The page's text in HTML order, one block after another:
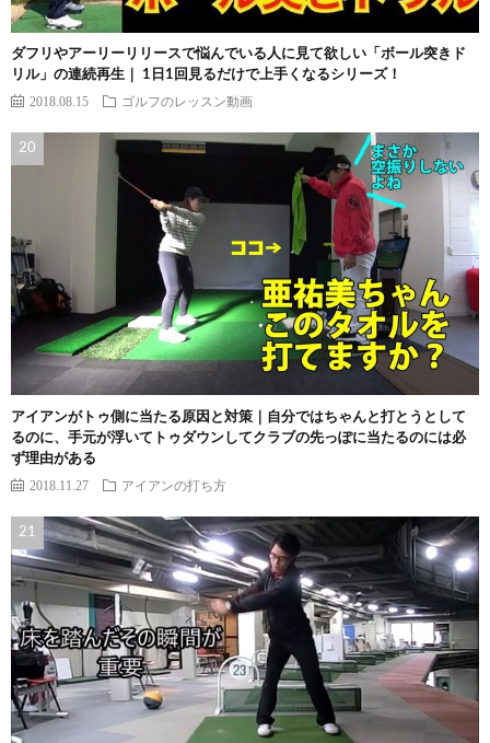
ダフリやアーリーリリースで悩んでいる人に見て欲しい「ボール突きド
リル」の連続再生｜ 1日1回見るだけで上手くなるシリーズ！
2018.08.15 ゴルフのレッスン動画
アイアンがトゥ側に当たる原因と対策｜自分ではちゃんと打とうとして
るのに、手元が浮いてトゥダウンしてクラブの先っぽに当たるのには必
ず理由がある
2018.11.27 アイアンの打ち方